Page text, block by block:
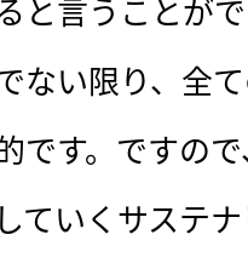
と言うことが
ない限り、全
です。ですの
ていくサステ